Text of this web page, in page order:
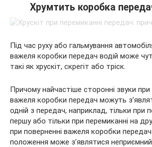
Хрумтить коробка
Під час руху або гальмування
важеля коробки передач водій може
такі як хрускіт, скрегіт або тріск.
Причому найчастіше сторонні звуки при
важеля коробки передач можуть
одній з передач, наприклад, тільки при
першу або тільки при перемиканні на
при поверненні важеля коробки
положення може з’являтися